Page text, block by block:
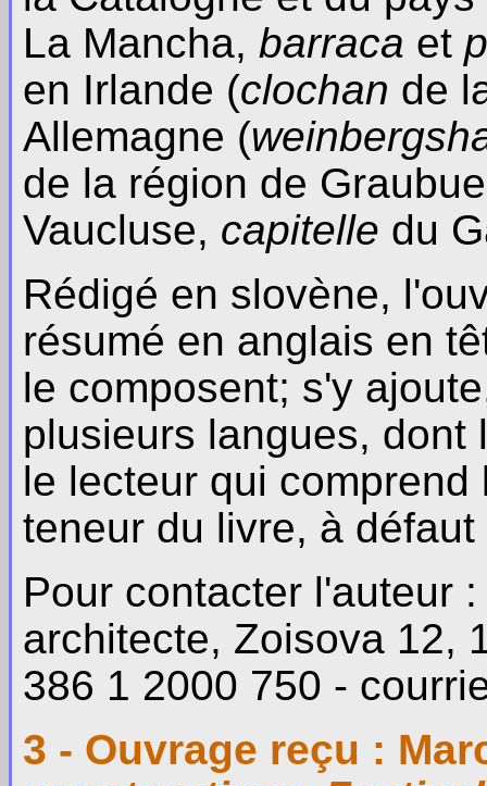
La Mancha, barraca et
en Irlande (clochan de
Allemagne (
de la région de
Vaucluse, capitelle du
Rédigé en slovène,
résumé en anglais en
le composent; s'y
plusieurs langues,
le lecteur qui
teneur du livre, à
Pour contacter l'auteur
architecte, Zoisova 12,
386 1 2000 750 -
3 - Ouvrage reçu :